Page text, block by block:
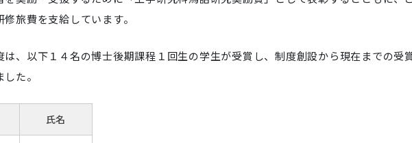
旅費を支給しています。
、以下１４名の博士後期課程１回生の学生が受賞し、制度創設から現在までの受
た。
氏名